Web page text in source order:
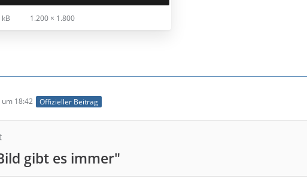
1.200 × 1.800
18:42 Offizieller Beitrag
gibt es immer"